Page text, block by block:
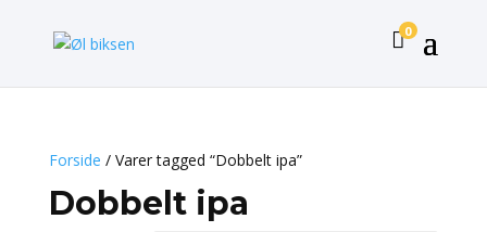
0
Forside / Varer tagged “Dobbelt ipa”
Dobbelt ipa